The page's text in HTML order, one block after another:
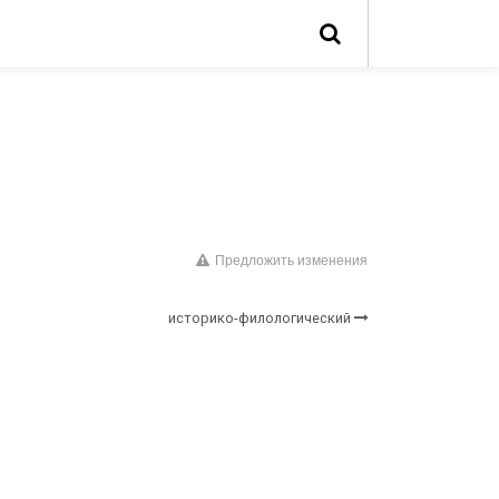
Предложить изменения
историко-филологический